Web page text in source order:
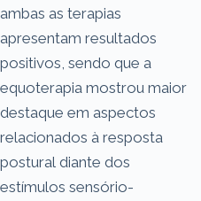
ambas as terapias
apresentam resultados
positivos, sendo que a
equoterapia mostrou maior
destaque em aspectos
relacionados à resposta
postural diante dos
estímulos sensório-